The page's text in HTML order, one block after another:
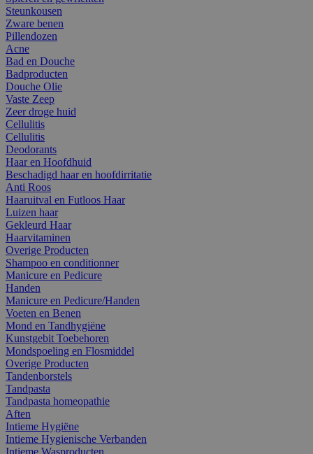
Steunkousen
Zware benen
Pillendozen
Acne
Bad en Douche
Badproducten
Douche Olie
Vaste Zeep
Zeer droge huid
Cellulitis
Cellulitis
Deodorants
Haar en Hoofdhuid
Beschadigd haar en hoofdirritatie
Anti Roos
Haaruitval en Futloos Haar
Luizen haar
Gekleurd Haar
Haarvitaminen
Overige Producten
Shampoo en conditionner
Manicure en Pedicure
Handen
Manicure en Pedicure/Handen
Voeten en Benen
Mond en Tandhygiëne
Kunstgebit Toebehoren
Mondspoeling en Flosmiddel
Overige Producten
Tandenborstels
Tandpasta
Tandpasta homeopathie
Aften
Intieme Hygiëne
Intieme Hygienische Verbanden
Intieme Wasproducten